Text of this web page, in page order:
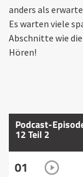
anders als
Es warten viele
Abschnitte wie
Hören!
Podcast-
12 Teil 2
01